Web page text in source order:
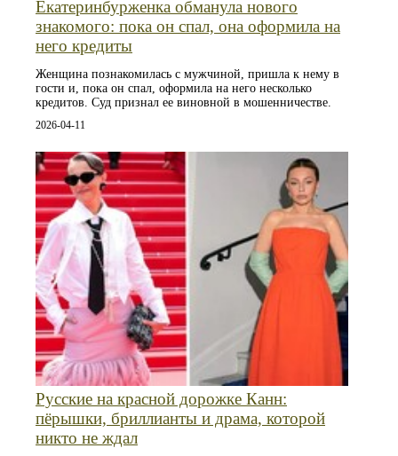
Екатеринбурженка обманула нового
знакомого: пока он спал, она оформила на
него кредиты
Женщина познакомилась с мужчиной, пришла к нему в
гости и, пока он спал, оформила на него несколько
кредитов. Суд признал ее виновной в мошенничестве.
2026-04-11
Русские на красной дорожке Канн:
пёрышки, бриллианты и драма, которой
никто не ждал